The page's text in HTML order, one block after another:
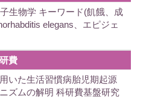
生物学 キーワード(飢餓、成
elegans、エピジェ
費
いた生活習慣病胎児期起源
ズムの解明 科研費基盤研究